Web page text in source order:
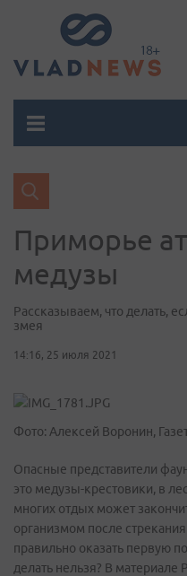
Приморье
медузы
Рассказываем, что делать,
змея
14:16, 25 июля 2021
Фото: Алексей Воронин,
Опасные представители
это медузы-крестовики, в
многих отдых может
организмом после
правильно оказать первую
делать нельзя? В материале